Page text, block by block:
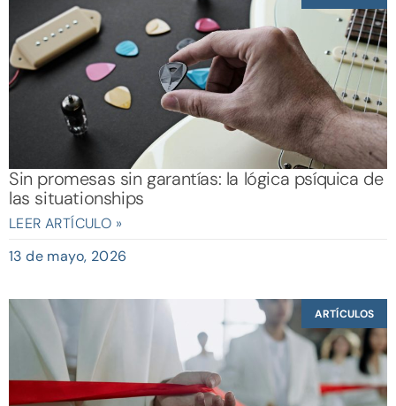
Sin promesas sin garantías: la lógica psíquica de
las situationships
LEER ARTÍCULO »
13 de mayo, 2026
ARTÍCULOS